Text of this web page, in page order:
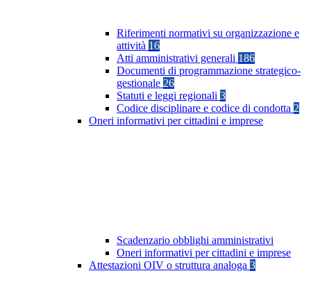
Riferimenti normativi su organizzazione e
attività 16
Atti amministrativi generali 186
Documenti di programmazione strategico-
gestionale 26
Statuti e leggi regionali 3
Codice disciplinare e codice di condotta 2
Oneri informativi per cittadini e imprese
Scadenzario obblighi amministrativi
Oneri informativi per cittadini e imprese
Attestazioni OIV o struttura analoga 3